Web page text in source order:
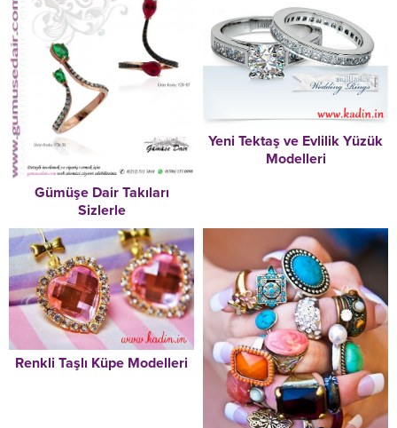
Gümüşe Dair Takıları
Sizlerle
Yeni Tektaş ve Evlilik Yüzük
Modelleri
Renkli Taşlı Küpe Modelleri